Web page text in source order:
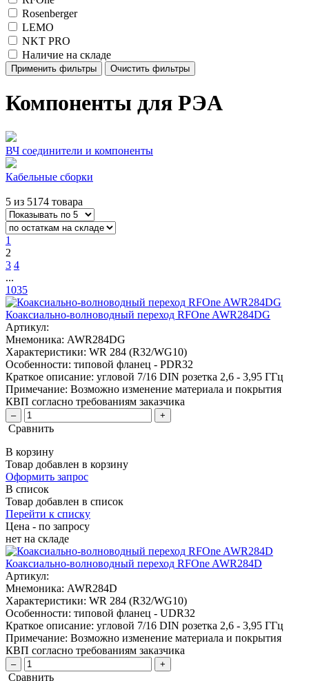
Rosenberger
LEMO
NKT PRO
Наличие на складе
Применить фильтры Очистить фильтры
Компоненты для РЭА
ВЧ соединители и компоненты
Кабельные сборки
5 из 5174 товара
1
2
3 4
...
1035
Коаксиально-волноводный переход RFOne AWR284DG
Артикул:
Мнемоника: AWR284DG
Характеристики: WR 284 (R32/WG10)
Особенности: типовой фланец - PDR32
Краткое описание: угловой 7/16 DIN розетка 2,6 - 3,95 ГГц
Примечание: Возможно изменение материала и покрытия
КВП согласно требованиям заказчика
– +
Сравнить
В корзину
Товар добавлен в корзину
Оформить запрос
В список
Товар добавлен в список
Перейти к списку
Цена - по запросу
нет на складе
Коаксиально-волноводный переход RFOne AWR284D
Артикул:
Мнемоника: AWR284D
Характеристики: WR 284 (R32/WG10)
Особенности: типовой фланец - UDR32
Краткое описание: угловой 7/16 DIN розетка 2,6 - 3,95 ГГц
Примечание: Возможно изменение материала и покрытия
КВП согласно требованиям заказчика
– +
Сравнить